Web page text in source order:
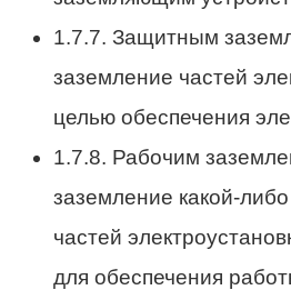
1.7.7. Защитным
заземление частей
целью обеспечения
1.7.8. Рабочим
заземление какой-
частей
для обеспечения